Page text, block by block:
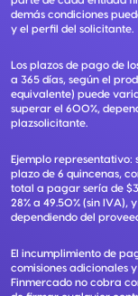
demás condiciones
y el perfil del solicitante.
Los plazos de pago de
a 365 días, según el
equivalente) puede
superar el 600%,
plazsolicitante.
Ejemplo representativo:
plazo de 6 quincenas,
total a pagar sería de
28% a 49.50% (sin IVA),
dependiendo del
El incumplimiento de
comisiones adicionales
Finmercado no cobra